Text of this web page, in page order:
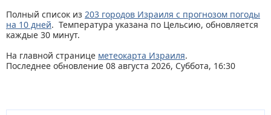
Полный список из 203 городов Израиля с прогнозом погоды
на 10 дней. Температура указана по Цельсию, обновляется
каждые 30 минут.
На главной странице метеокарта Израиля.
Последнее обновление 08 августа 2026, Суббота, 16:30